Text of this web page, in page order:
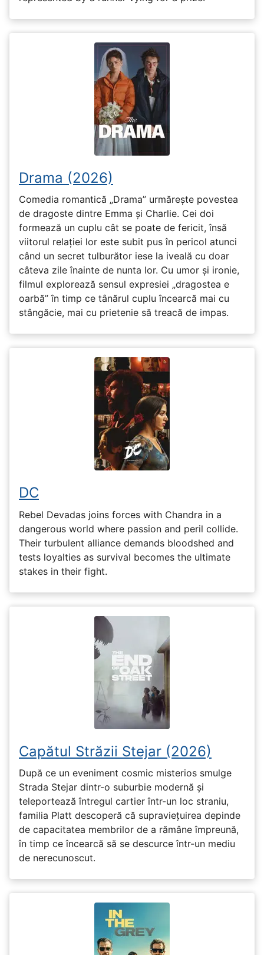
Drama (2026)
Comedia romantică „Drama” urmărește povestea
de dragoste dintre Emma și Charlie. Cei doi
formează un cuplu cât se poate de fericit, însă
viitorul relației lor este subit pus în pericol atunci
când un secret tulburător iese la iveală cu doar
câteva zile înainte de nunta lor. Cu umor și ironie,
filmul explorează sensul expresiei „dragostea e
oarbă” în timp ce tânărul cuplu încearcă mai cu
stângăcie, mai cu prietenie să treacă de impas.
DC
Rebel Devadas joins forces with Chandra in a
dangerous world where passion and peril collide.
Their turbulent alliance demands bloodshed and
tests loyalties as survival becomes the ultimate
stakes in their fight.
Capătul Străzii Stejar (2026)
După ce un eveniment cosmic misterios smulge
Strada Stejar dintr-o suburbie modernă și
teleportează întregul cartier într-un loc straniu,
familia Platt descoperă că supraviețuirea depinde
de capacitatea membrilor de a rămâne împreună,
în timp ce încearcă să se descurce într-un mediu
de nerecunoscut.